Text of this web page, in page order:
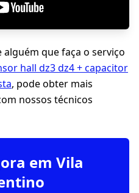
alguém que faça o serviço
hall dz3 dz4 + capacitor
, pode obter mais
nossos técnicos
em Vila